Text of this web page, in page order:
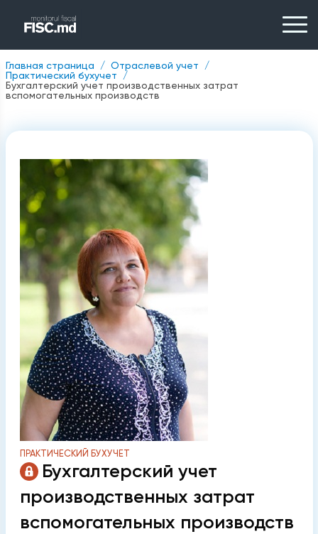
Главная страница
Отраслевой учет
Практический бухучет
Бухгалтерский учет производственных затрат
вспомогательных производств
ПРАКТИЧЕСКИЙ БУХУЧЕТ
Бухгалтерский учет
производственных затрат
вспомогательных производств